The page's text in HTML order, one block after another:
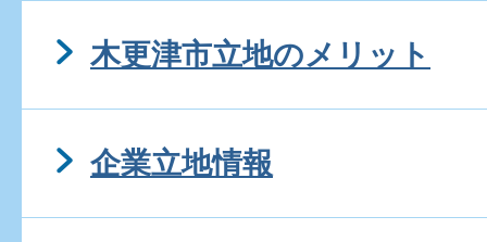
木更津市立地のメリット
企業立地情報